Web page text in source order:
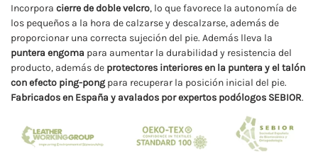
Incorpora cierre de doble velcro, lo que favorece la autonomía de
los pequeños a la hora de calzarse y descalzarse, además de
proporcionar una correcta sujeción del pie. Además lleva la
puntera engoma para aumentar la durabilidad y resistencia del
producto, además de protectores interiores en la puntera y el talón
con efecto ping-pong para recuperar la posición inicial del pie.
Fabricados en España y avalados por expertos podólogos SEBIOR.